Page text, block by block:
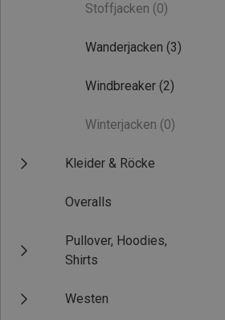
Stoffjacken (0)
Wanderjacken (3)
Windbreaker (2)
Winterjacken (0)
Kleider & Röcke
Overalls
Pullover, Hoodies,
Shirts
Westen